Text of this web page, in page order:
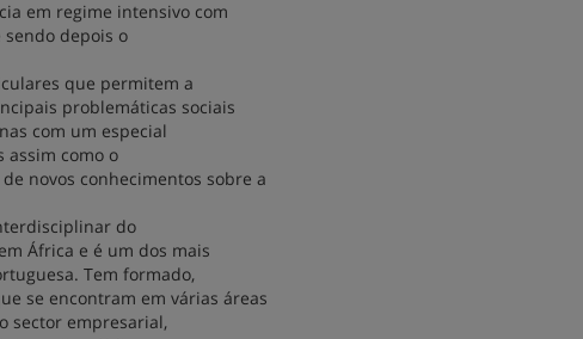
em regime intensivo com
depois o
que permitem a
problemáticas sociais
com um especial
assim como o
novos conhecimentos sobre a
do
África e é um dos mais
Tem formado,
se encontram em várias áreas
sector empresarial,